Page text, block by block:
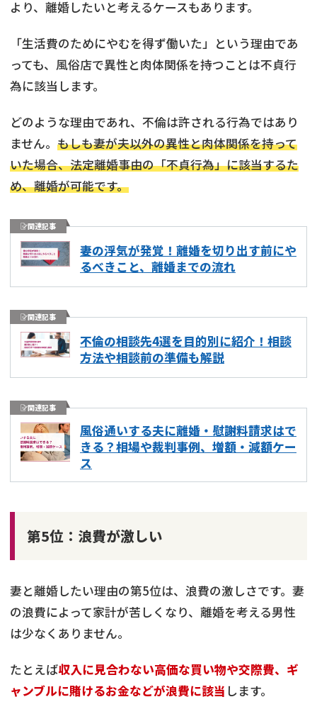
より、離婚したいと考えるケースもあります。
「生活費のためにやむを得ず働いた」という理由であ
っても、風俗店で異性と肉体関係を持つことは不貞行
為に該当します。
どのような理由であれ、不倫は許される行為ではあり
ません。 もしも妻が夫以外の異性と肉体関係を持って
いた場合、法定離婚事由の「不貞行為」に該当するた
め、離婚が可能です。
関連記事
妻の浮気が発覚！離婚を切り出す前にや
るべきこと、離婚までの流れ
関連記事
不倫の相談先4選を目的別に紹介！相談
方法や相談前の準備も解説
関連記事
風俗通いする夫に離婚・慰謝料請求はで
きる？相場や裁判事例、増額・減額ケー
ス
第5位：浪費が激しい
妻と離婚したい理由の第5位は、浪費の激しさです。妻
の浪費によって家計が苦しくなり、離婚を考える男性
は少なくありません。
たとえば収入に見合わない高価な買い物や交際費、ギ
ャンブルに賭けるお金などが浪費に該当 します。